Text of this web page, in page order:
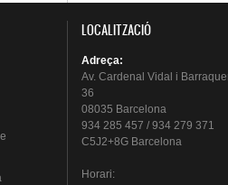
LOCALITZACIÓ
Adreça:
Av. Cardenal Vidal i
36
08035 Barcelona
934 285 457 / 934 279 371
C5J2+8G Barcelona
Horari: